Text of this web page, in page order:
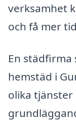
verksamhet
och få mer
En städfirma
hemstäd i
olika